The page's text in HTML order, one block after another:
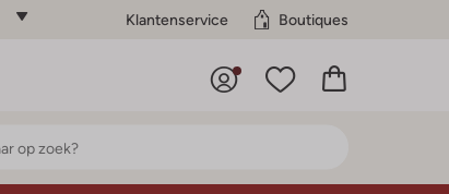
Klantenservice Boutiques